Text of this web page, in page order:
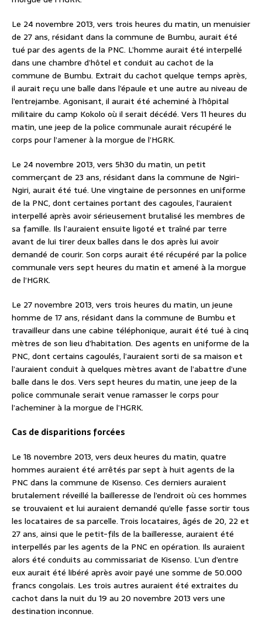
Le 24 novembre 2013, vers trois heures du matin, un menuisier
de 27 ans, résidant dans la commune de Bumbu, aurait été
tué par des agents de la PNC. L’homme aurait été interpellé
dans une chambre d’hôtel et conduit au cachot de la
commune de Bumbu. Extrait du cachot quelque temps après,
il aurait reçu une balle dans l’épaule et une autre au niveau de
l’entrejambe. Agonisant, il aurait été acheminé à l’hôpital
militaire du camp Kokolo où il serait décédé. Vers 11 heures du
matin, une jeep de la police communale aurait récupéré le
corps pour l’amener à la morgue de l’HGRK.
Le 24 novembre 2013, vers 5h30 du matin, un petit
commerçant de 23 ans, résidant dans la commune de Ngiri-
Ngiri, aurait été tué. Une vingtaine de personnes en uniforme
de la PNC, dont certaines portant des cagoules, l’auraient
interpellé après avoir sérieusement brutalisé les membres de
sa famille. Ils l’auraient ensuite ligoté et traîné par terre
avant de lui tirer deux balles dans le dos après lui avoir
demandé de courir. Son corps aurait été récupéré par la police
communale vers sept heures du matin et amené à la morgue
de l’HGRK.
Le 27 novembre 2013, vers trois heures du matin, un jeune
homme de 17 ans, résidant dans la commune de Bumbu et
travailleur dans une cabine téléphonique, aurait été tué à cinq
mètres de son lieu d’habitation. Des agents en uniforme de la
PNC, dont certains cagoulés, l’auraient sorti de sa maison et
l’auraient conduit à quelques mètres avant de l’abattre d’une
balle dans le dos. Vers sept heures du matin, une jeep de la
police communale serait venue ramasser le corps pour
l’acheminer à la morgue de l’HGRK.
Cas de disparitions forcées
Le 18 novembre 2013, vers deux heures du matin, quatre
hommes auraient été arrêtés par sept à huit agents de la
PNC dans la commune de Kisenso. Ces derniers auraient
brutalement réveillé la bailleresse de l’endroit où ces hommes
se trouvaient et lui auraient demandé qu’elle fasse sortir tous
les locataires de sa parcelle. Trois locataires, âgés de 20, 22 et
27 ans, ainsi que le petit-fils de la bailleresse, auraient été
interpellés par les agents de la PNC en opération. Ils auraient
alors été conduits au commissariat de Kisenso. L’un d’entre
eux aurait été libéré après avoir payé une somme de 50.000
francs congolais. Les trois autres auraient été extraites du
cachot dans la nuit du 19 au 20 novembre 2013 vers une
destination inconnue.